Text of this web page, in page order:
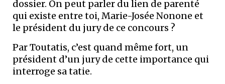
dossier. On peut parler du lien de parenté
qui existe entre toi, Marie-Josée Nonone et
le président du jury de ce concours ?
Par Toutatis, c’est quand même fort, un
président d’un jury de cette importance qui
interroge sa tatie.